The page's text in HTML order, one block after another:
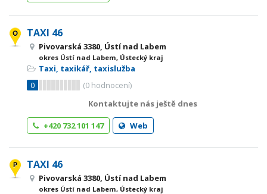
TAXI 46
Pivovarská 3380, Ústí nad Labem
okres Ústí nad Labem, Ústecký kraj
Taxi, taxikář, taxislužba
0
(0 hodnocení)
Kontaktujte nás ještě dnes
+420 732 101 147 Web
TAXI 46
Pivovarská 3380, Ústí nad Labem
okres Ústí nad Labem, Ústecký kraj